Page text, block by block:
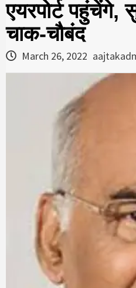
एयरपोर्ट पहुंचेंगे,
चाक-चौबंद
March 26, 2022